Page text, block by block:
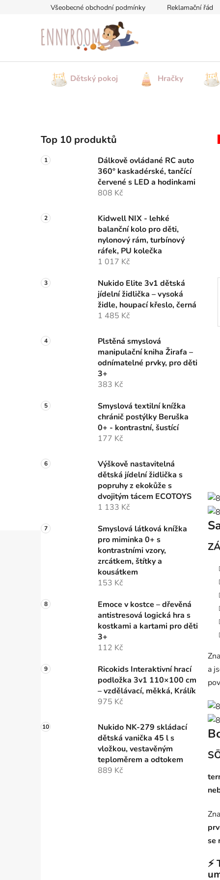
Všeobecné obchodní podmínky Reklamační řád
Dětský pokoj Hračky
o
s
t
n
e
Top 10 produktů
Dálkově ovládané RC auto
360° kaskadérské, tančící
červené s LED a hodinkami
808 Kč
Kidwell NIX - lehké
balanční kolo pro děti,
nylonový rám, turbínový
ráfek, PU kolečka
1 017 Kč
Nukido Elite 3v1 dětská
jídelní židlička – vysoká
židle, houpací křeslo, černá
1 485 Kč
Plstěná smyslová
manipulační kniha Žirafa –
odnímatelné prvky, pro děti
3+
383 Kč
Smyslová textilní knížka
chránič postýlky Beruška
0+ - kontrastní, šustící
177 Kč
Výškově nastavitelná
dětská jídelní židlička s
popruhy z ekokůže s
dvojitým tácem ECOTOYS
1 133 Kč
Smyslová látková knížka
pro miminka 0+ s
kontrastními vzory,
zrcátkem, štítky a
kousátkem
153 Kč
Emoce v kostce – dřevěná
antistresová logická hra s
kostkami a kartami pro děti
3+
112 Kč
Ricokids Interaktivní hrací
podložka 3v1 110×100 cm
– vzdělávací, měkká, Králík
975 Kč
Nukido NK-279 skládací
dětská vanička 45 l s
vložkou, vestavěným
teploměrem a odtokem
889 Kč
a
se